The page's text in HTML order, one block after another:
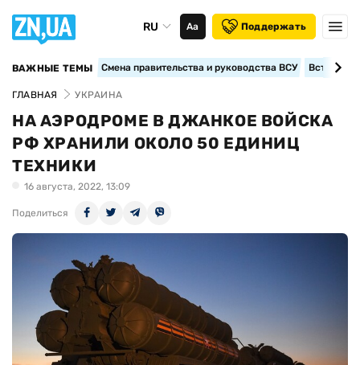
RU Аа Поддержать
ВАЖНЫЕ ТЕМЫ Смена правительства и руководства ВСУ
ГЛАВНАЯ УКРАИНА
НА АЭРОДРОМЕ В ДЖАНКОЕ ВОЙСКА
РФ ХРАНИЛИ ОКОЛО 50 ЕДИНИЦ
ТЕХНИКИ
16 августа, 2022, 13:09
Поделиться